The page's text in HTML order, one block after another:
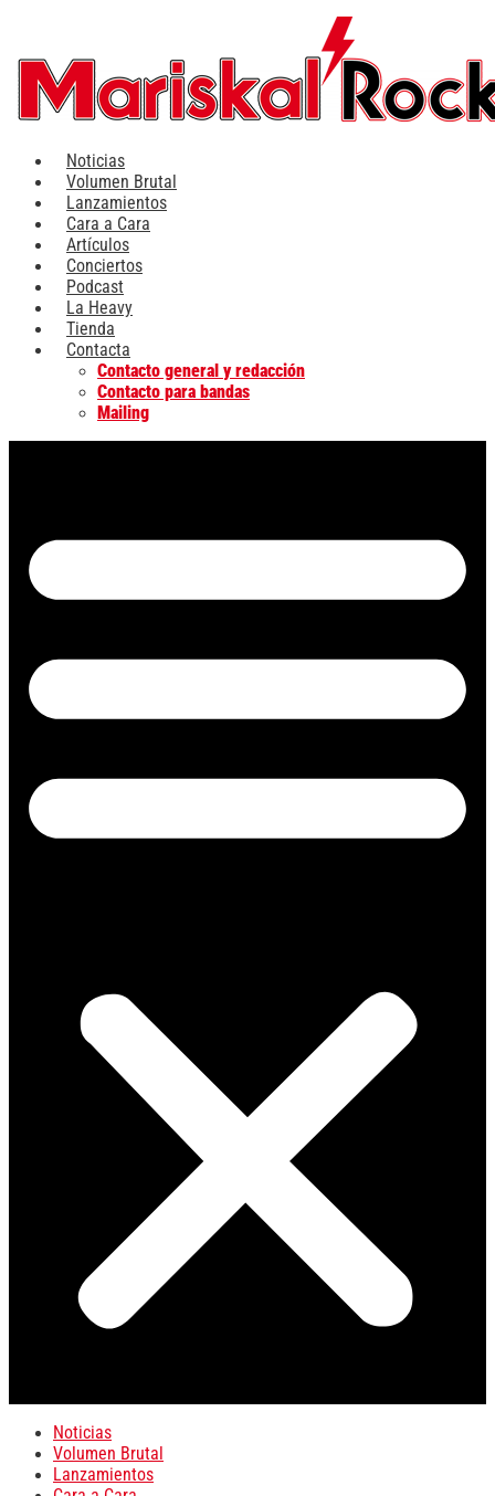
contenido
Noticias
Volumen Brutal
Lanzamientos
Cara a Cara
Artículos
Conciertos
Podcast
La Heavy
Tienda
Contacta
Contacto general y redacción
Contacto para bandas
Mailing
Noticias
Volumen Brutal
Lanzamientos